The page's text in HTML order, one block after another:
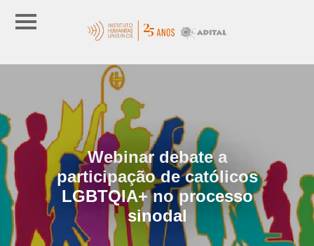
Webinar debate a
participação de católicos
LGBTQIA+ no processo
sinodal